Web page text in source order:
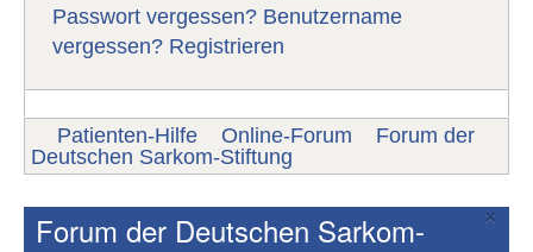
Passwort vergessen? Benutzername
vergessen? Registrieren
Patienten-Hilfe Online-Forum
Forum der
Deutschen Sarkom-Stiftung
×
Forum der Deutschen Sarkom-